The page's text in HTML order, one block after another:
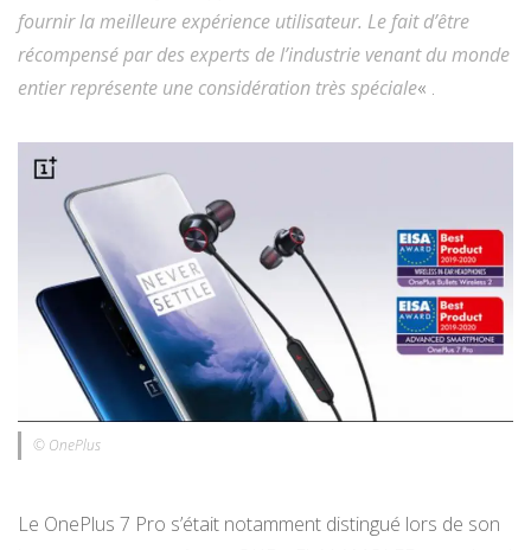
fournir la meilleure expérience utilisateur. Le fait d’être
récompensé par des experts de l’industrie venant du monde
entier représente une considération très spéciale« .
© OnePlus
Le OnePlus 7 Pro s’était notamment distingué lors de son